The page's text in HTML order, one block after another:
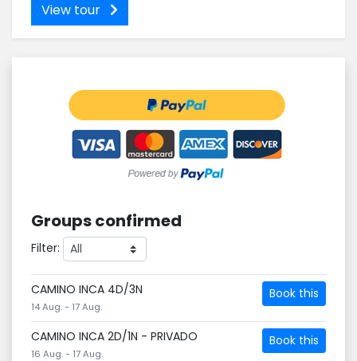
View tour
Groups confirmed
Filter:
CAMINO INCA 4D/3N
14 Aug. - 17 Aug.
Book this
CAMINO INCA 2D/1N - PRIVADO
16 Aug. - 17 Aug.
Book this